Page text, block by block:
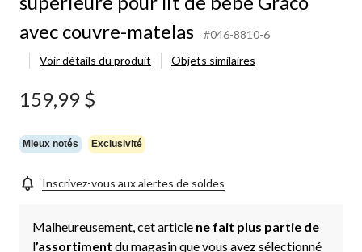
avec couvre-matelas
#046-8810-6
Voir détails du produit
Objets similaires
159,99 $
Mieux notés Exclusivité
Inscrivez-vous aux alertes de soldes
Malheureusement, cet article ne fait plus partie de
l’assortiment du magasin que vous avez sélectionné